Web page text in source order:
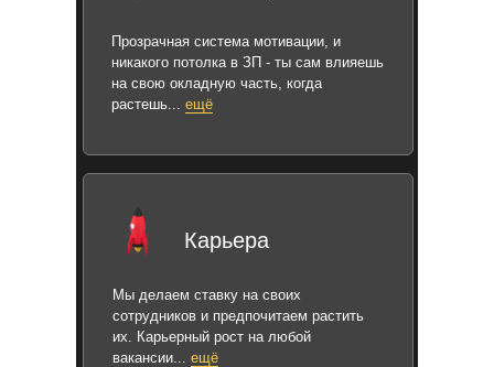
Прозрачная система мотивации, и
никакого потолка в ЗП - ты сам влияешь
на свою окладную часть, когда
растешь... ещё
Карьера
Мы делаем ставку на своих
сотрудников и предпочитаем растить
их. Карьерный рост на любой
вакансии... ещё